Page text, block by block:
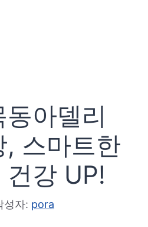
아델리
스마트한
강 UP!
성자: pora